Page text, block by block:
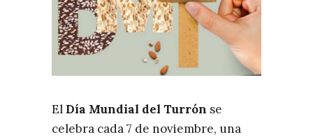
ÚNETE A LA NEWSLETTER
RECOMENDACIONES
El Día Mundial del Turrón se
celebra cada 7 de noviembre, una